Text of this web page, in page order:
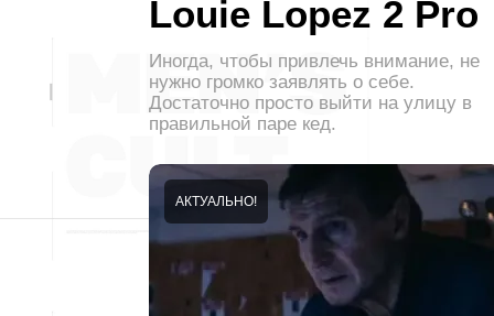
Louie Lopez 2 Pro
Иногда, чтобы привлечь внимание, не
нужно громко заявлять о себе.
Достаточно просто выйти на улицу в
правильной паре кед.
АКТУАЛЬНО!